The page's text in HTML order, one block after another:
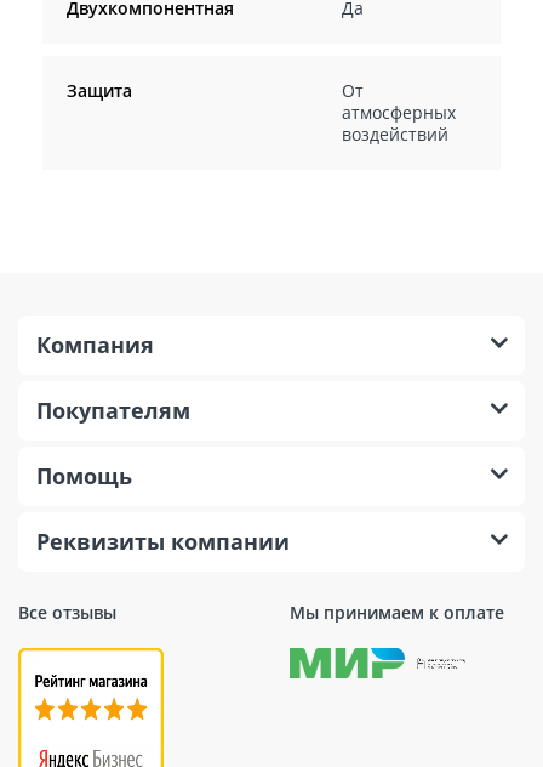
Двухкомпонентная Да
Защита
От
атмосферных
воздействий
Все отзывы Мы принимаем к оплате
Компания
Покупателям
Помощь
Реквизиты компании